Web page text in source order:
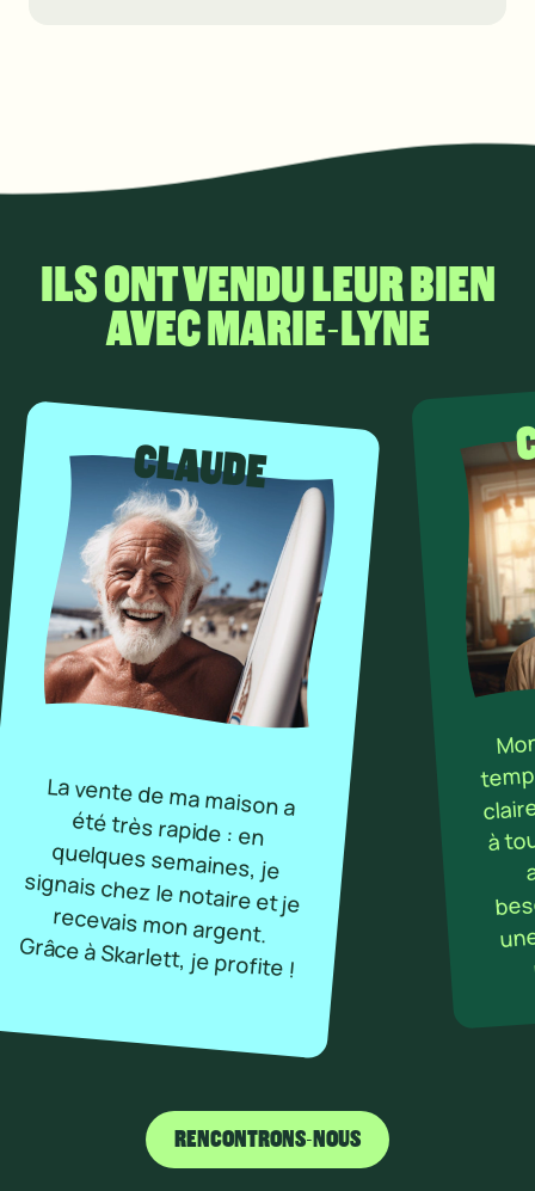
ILS ONT VENDU LEUR BIEN
AVEC MARIE-LYNE
CLAUDE
La vente de ma maison a
été très rapide : en
quelques semaines, je
signais chez le notaire et je
recevais mon argent.
Grâce à Skarlett, je profite !
à
RENCONTRONS-NOUS